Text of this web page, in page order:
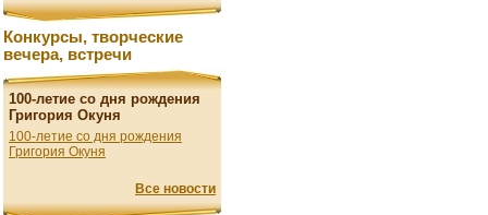
Конкурсы, творческие
вечера, встречи
100-летие со дня рождения
Григория Окуня
100-летие со дня рождения
Григория Окуня
Все новости